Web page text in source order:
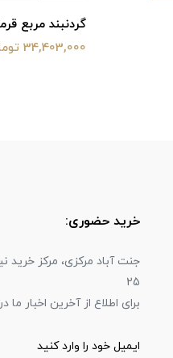
گردنبند مربع
34,403,000 تومان
خرید حضوری:
جنت آباد مرکزی، مرکز
25
برای اطلاع از آخرین اخبار